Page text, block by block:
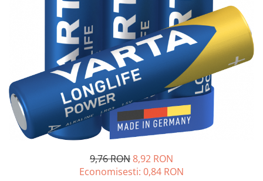
Sisteme de management (BMS)
Redresoare, incarcatoare si testere
Redresoare auto, moto, barci si
9,76 RON8,92 RON
Economisesti: 0,84 RON